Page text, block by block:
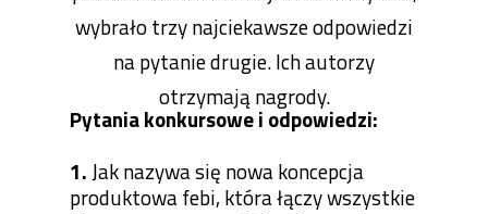
wybrało trzy najciekawsze odpowiedzi
na pytanie drugie. Ich autorzy
otrzymają nagrody.
Pytania konkursowe i odpowiedzi:
1.Jak nazywa się nowa koncepcja
produktowa febi, która łączy wszystkie